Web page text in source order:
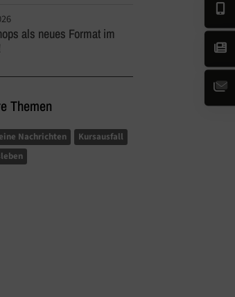
als neues Format im
Themen
Nachrichten
Kursausfall